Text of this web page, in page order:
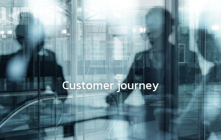
Customer journey